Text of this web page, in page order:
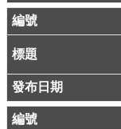
系
統
政
府
網